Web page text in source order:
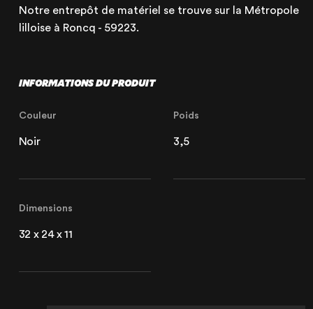
75001 Paris, France
+33 (1) 44 50 40 70
Notre entrepôt de matériel se trouve sur la Métropole
lilloise à Roncq - 59223.
INFORMATIONS DU PRODUIT
Couleur
Noir
Poids
3,5
Dimensions
32 x 24 x 11